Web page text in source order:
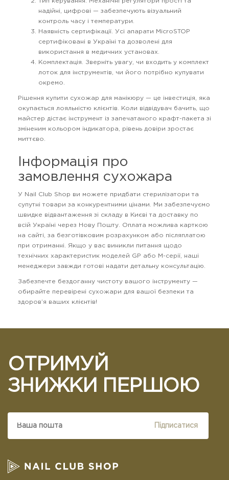
надійні, цифрові — забезпечують візуальний
контроль часу і температури.
Наявність сертифікації. Усі апарати MicroSTOP
сертифіковані в Україні та дозволені для
використання в медичних установах.
Комплектація. Зверніть увагу, чи входить у комплект
лоток для інструментів, чи його потрібно купувати
окремо.
Рішення купити сухожар для манікюру — це інвестиція, яка
окупається лояльністю клієнтів. Коли відвідувач бачить, що
майстер дістає інструмент із запечатаного крафт-пакета зі
зміненим кольором індикатора, рівень довіри зростає
миттєво.
Інформація про
замовлення сухожара
У Nail Club Shop ви можете придбати стерилізатори та
супутні товари за конкурентними цінами. Ми забезпечуємо
швидке відвантаження зі складу в Києві та доставку по
всій Україні через Нову Пошту. Оплата можлива карткою
на сайті, за безготівковим розрахунком або післяплатою
при отриманні. Якщо у вас виникли питання щодо
технічних характеристик моделей GP або М-серії, наші
менеджери завжди готові надати детальну консультацію.
Забезпечте бездоганну чистоту вашого інструменту —
обирайте перевірені сухожари для вашої безпеки та
здоров’я ваших клієнтів!
ОТРИМУЙ
ЗНИЖКИ ПЕРШОЮ
Підписатися